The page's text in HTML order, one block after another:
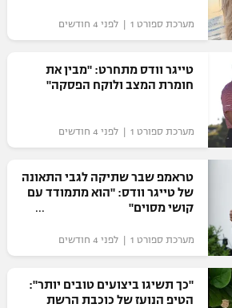
– פודקאסט
מערכת ספורט 1 | לפני 4 חודשים
טייגר וודס מתחרט: "מבין את
חומרת המצב ולוקח הפסקה"
מערכת ספורט 1 | לפני 4 חודשים
טראמפ שבר שתיקה לגבי התאונה
של טייגר וודס: "הוא מתמודד עם
קושי מסוים"
מערכת ספורט 1 | לפני 4 חודשים
"כך תשיגו ביצועים טובים יותר":
הטיפ הנועז של כוכבת הרשת